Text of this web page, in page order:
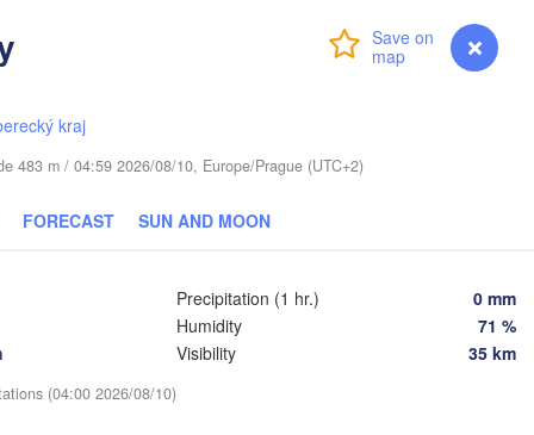
myVentusky Forecast
kraj
483 m / 04:59 2026/08/10, Europe/Prague (UTC+2)
FORECAST SUN AND MOON
Precipitation (1 hr.)
0 mm
Humidity
71 %
Visibility
35 km
(04:00 2026/08/10)
Бабруйск
(Babrujsk)
(Salihorsk)
Віцебск
(Viciebsk)
(Mahilioŭ)
Брянск
(Bryansk)